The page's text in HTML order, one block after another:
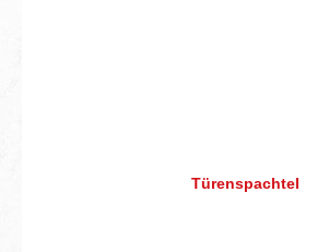
Türenspachtel